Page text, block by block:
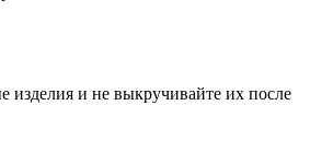
изделия и не выкручивайте их после